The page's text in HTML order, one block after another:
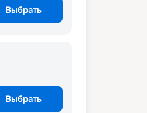
Выбрать
Выбрать